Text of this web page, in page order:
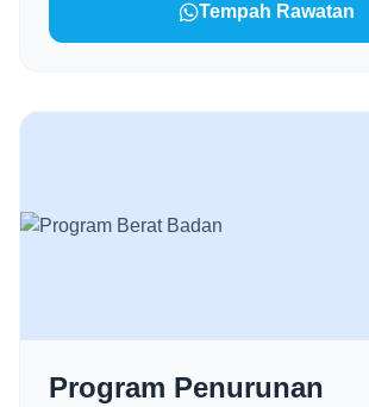
Tempah Rawatan
Program Penurunan